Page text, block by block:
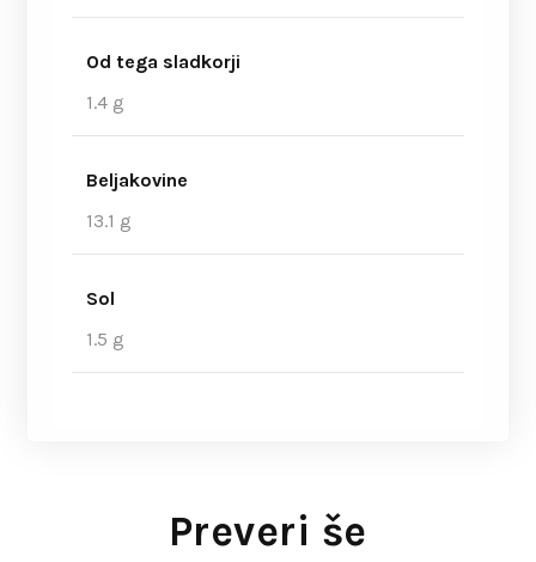
Od tega sladkorji
1.4 g
Beljakovine
13.1 g
Sol
1.5 g
Preveri še